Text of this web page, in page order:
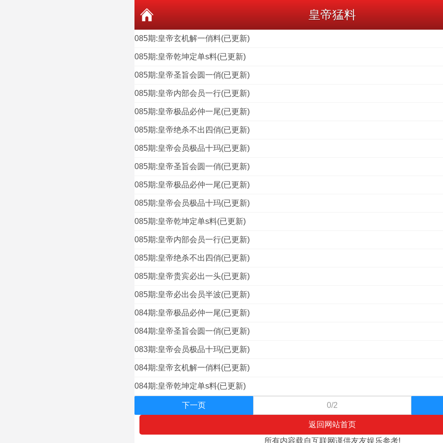
皇帝猛料
085期:皇帝玄机解一俏料(已更新)
085期:皇帝乾坤定单s料(已更新)
085期:皇帝圣旨会圆一俏(已更新)
085期:皇帝内部会员一行(已更新)
085期:皇帝极品必仲一尾(已更新)
085期:皇帝绝杀不出四俏(已更新)
085期:皇帝会员极品十玛(已更新)
085期:皇帝圣旨会圆一俏(已更新)
085期:皇帝极品必仲一尾(已更新)
085期:皇帝会员极品十玛(已更新)
085期:皇帝乾坤定单s料(已更新)
085期:皇帝内部会员一行(已更新)
085期:皇帝绝杀不出四俏(已更新)
085期:皇帝贵宾必出一头(已更新)
085期:皇帝必出会员半波(已更新)
084期:皇帝极品必仲一尾(已更新)
084期:皇帝圣旨会圆一俏(已更新)
083期:皇帝会员极品十玛(已更新)
084期:皇帝玄机解一俏料(已更新)
084期:皇帝乾坤定单s料(已更新)
下一页 0/2
返回网站首页
所有内容载自互联网谨供友友娱乐参考!